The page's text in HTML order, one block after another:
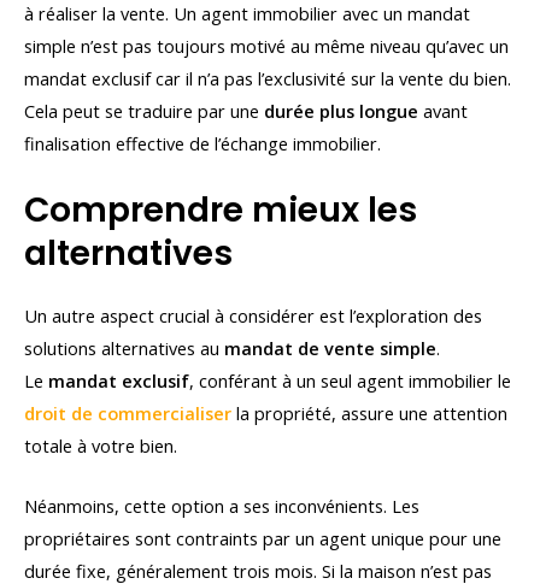
à réaliser la vente. Un agent immobilier avec un mandat
simple n’est pas toujours motivé au même niveau qu’avec un
mandat exclusif car il n’a pas l’exclusivité sur la vente du bien.
Cela peut se traduire par une durée plus longue avant
finalisation effective de l’échange immobilier.
Comprendre mieux les
alternatives
Un autre aspect crucial à considérer est l’exploration des
solutions alternatives au mandat de vente simple.
Le mandat exclusif, conférant à un seul agent immobilier le
droit de commercialiser la propriété, assure une attention
totale à votre bien.
Néanmoins, cette option a ses inconvénients. Les
propriétaires sont contraints par un agent unique pour une
durée fixe, généralement trois mois. Si la maison n’est pas